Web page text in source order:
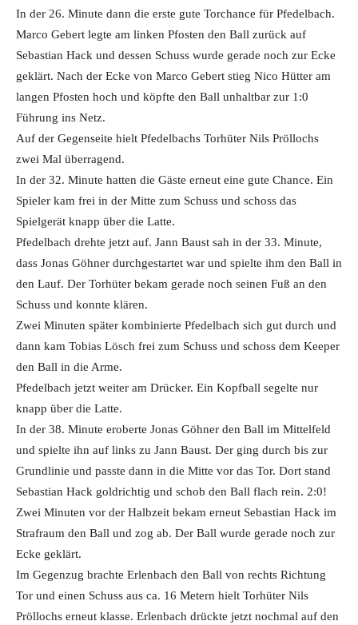
In der 26. Minute dann die erste gute Torchance für Pfedelbach.
Marco Gebert legte am linken Pfosten den Ball zurück auf
Sebastian Hack und dessen Schuss wurde gerade noch zur Ecke
geklärt. Nach der Ecke von Marco Gebert stieg Nico Hütter am
langen Pfosten hoch und köpfte den Ball unhaltbar zur 1:0
Führung ins Netz.
Auf der Gegenseite hielt Pfedelbachs Torhüter Nils Pröllochs
zwei Mal überragend.
In der 32. Minute hatten die Gäste erneut eine gute Chance. Ein
Spieler kam frei in der Mitte zum Schuss und schoss das
Spielgerät knapp über die Latte.
Pfedelbach drehte jetzt auf. Jann Baust sah in der 33. Minute,
dass Jonas Göhner durchgestartet war und spielte ihm den Ball in
den Lauf. Der Torhüter bekam gerade noch seinen Fuß an den
Schuss und konnte klären.
Zwei Minuten später kombinierte Pfedelbach sich gut durch und
dann kam Tobias Lösch frei zum Schuss und schoss dem Keeper
den Ball in die Arme.
Pfedelbach jetzt weiter am Drücker. Ein Kopfball segelte nur
knapp über die Latte.
In der 38. Minute eroberte Jonas Göhner den Ball im Mittelfeld
und spielte ihn auf links zu Jann Baust. Der ging durch bis zur
Grundlinie und passte dann in die Mitte vor das Tor. Dort stand
Sebastian Hack goldrichtig und schob den Ball flach rein. 2:0!
Zwei Minuten vor der Halbzeit bekam erneut Sebastian Hack im
Strafraum den Ball und zog ab. Der Ball wurde gerade noch zur
Ecke geklärt.
Im Gegenzug brachte Erlenbach den Ball von rechts Richtung
Tor und einen Schuss aus ca. 16 Metern hielt Torhüter Nils
Pröllochs erneut klasse. Erlenbach drückte jetzt nochmal auf den